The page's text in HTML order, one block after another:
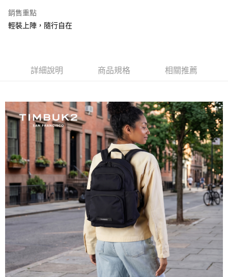
用戶於交易時，得透過本服務購買商品或服務，並由商店將買賣／分期付款
買賣價金債權讓與本公司後，依約使用本公司帳單繳交帳款。
貨到付款
銷售重點
輕裝上陣，隨行自在
詳細說明 商品規格 相關推薦